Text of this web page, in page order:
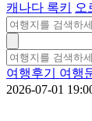
캐나다 록키 오
여행후기 여행
2026-07-01